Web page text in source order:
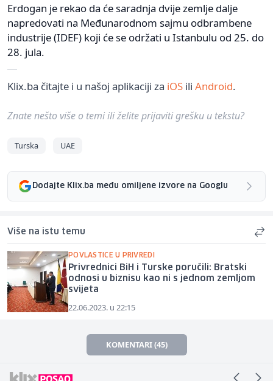
Erdogan je rekao da će saradnja dvije zemlje dalje
napredovati na Međunarodnom sajmu odbrambene
industrije (IDEF) koji će se održati u Istanbulu od 25. do
28. jula.
Klix.ba čitajte i u našoj aplikaciji za iOS ili Android.
Znate nešto više o temi ili želite prijaviti grešku u tekstu?
Turska UAE
Dodajte Klix.ba među omiljene izvore na Googlu
Više na istu temu
POVLASTICE U PRIVREDI
Privrednici BiH i Turske poručili: Bratski
odnosi u biznisu kao ni s jednom zemljom
svijeta
22.06.2023. u 22:15
KOMENTARI (45)